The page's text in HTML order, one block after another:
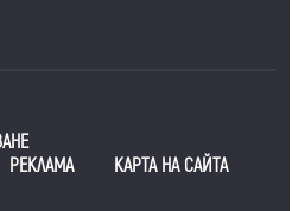
РЕКЛАМА
КАРТА НА САЙТА